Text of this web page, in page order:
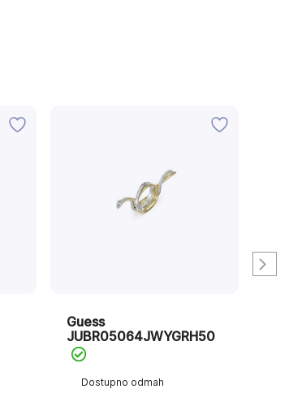
Dostupno odmah
Guess
JUBR05064JWYGRH50